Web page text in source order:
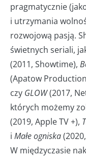
pragmatycznie
i utrzymania
rozwojową pasją.
świetnych seriali,
(2011, Showtime),
(Apatow
czy GLOW(2017,
których możemy
(2019, Apple TV +),
i Małe ogniska
W międzyczasie